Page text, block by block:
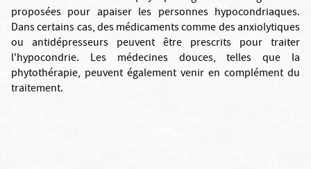
proposées pour apaiser les personnes hypocondriaques.
Dans certains cas, des médicaments comme des anxiolytiques
ou antidépresseurs peuvent être prescrits pour traiter
l'hypocondrie. Les médecines douces, telles que la
phytothérapie, peuvent également venir en complément du
traitement.